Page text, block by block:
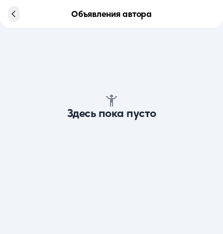
Объявления автора
Здесь пока пусто